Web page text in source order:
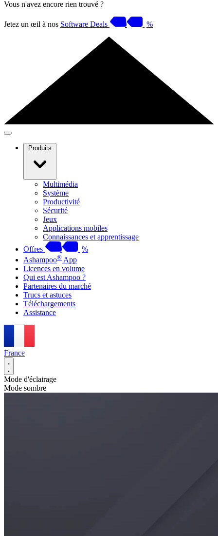
Vous n'avez encore rien trouvé ?
Jetez un œil à nos Software Deals %
Produits
Multimédia
Système
Productivité
Sécurité
Jeux
Applications mobiles
Connaissances et apprentissage
Offres
%
Ashampoo® App
Licences en volume
Qui est Ashampoo ?
Partenaires du marché
Trucs et astuces
Téléchargements
Assistance
France
Mode d'éclairage
Mode sombre